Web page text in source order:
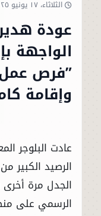
الثلاثاء، ١٧ يونيو ٢٠٢٥ في ١١:٢٦ م
عودة
الواجهة
”فرص عمل
وإقامة
عادت البلوجر
الرصيد الكبير
الجدل مرة أخرى
الرسمي على